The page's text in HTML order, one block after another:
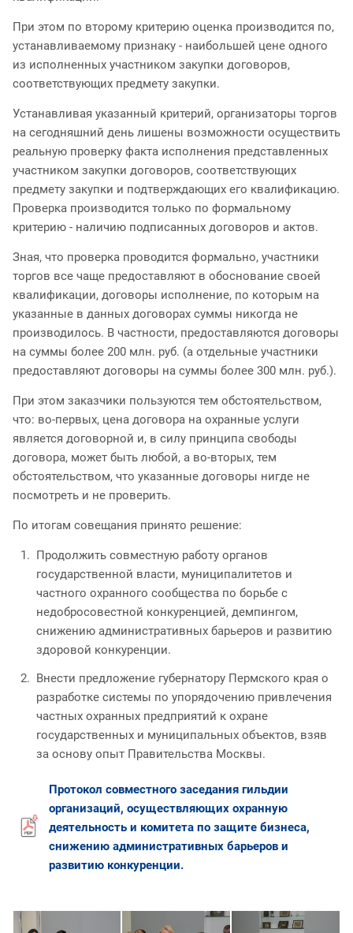
При этом по второму критерию оценка производится по,
устанавливаемому признаку - наибольшей цене одного
из исполненных участником закупки договоров,
соответствующих предмету закупки.
Устанавливая указанный критерий, организаторы торгов
на сегодняшний день лишены возможности осуществить
реальную проверку факта исполнения представленных
участником закупки договоров, соответствующих
предмету закупки и подтверждающих его квалификацию.
Проверка производится только по формальному
критерию - наличию подписанных договоров и актов.
Зная, что проверка проводится формально, участники
торгов все чаще предоставляют в обоснование своей
квалификации, договоры исполнение, по которым на
указанные в данных договорах суммы никогда не
производилось. В частности, предоставляются договоры
на суммы более 200 млн. руб. (а отдельные участники
предоставляют договоры на суммы более 300 млн. руб.).
При этом заказчики пользуются тем обстоятельством,
что: во-первых, цена договора на охранные услуги
является договорной и, в силу принципа свободы
договора, может быть любой, а во-вторых, тем
обстоятельством, что указанные договоры нигде не
посмотреть и не проверить.
По итогам совещания принято решение:
Продолжить совместную работу органов
государственной власти, муниципалитетов и
частного охранного сообщества по борьбе с
недобросовестной конкуренцией, демпингом,
снижению административных барьеров и развитию
здоровой конкуренции.
Внести предложение губернатору Пермского края о
разработке системы по упорядочению привлечения
частных охранных предприятий к охране
государственных и муниципальных объектов, взяв
за основу опыт Правительства Москвы.
Протокол совместного заседания гильдии
организаций, осуществляющих охранную
деятельность и комитета по защите бизнеса,
снижению административных барьеров и
развитию конкуренции.